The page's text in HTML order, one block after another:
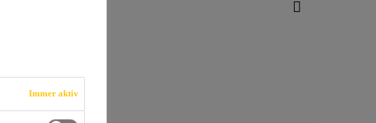
Immer aktiv